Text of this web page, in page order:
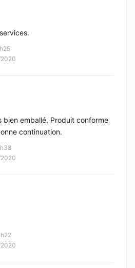
bien emballé. Produit conforme
continuation.